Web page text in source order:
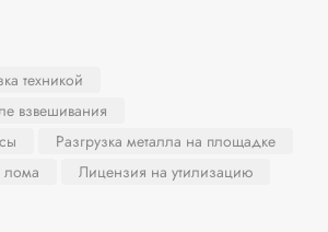
техникой
взвешивания
Разгрузка металла на площадке
лома
Лицензия на утилизацию